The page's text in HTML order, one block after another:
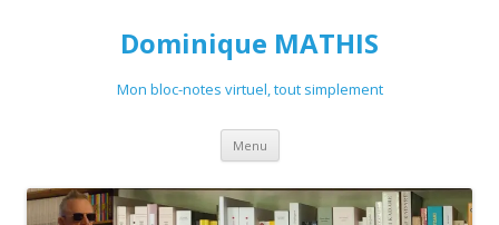
Dominique MATHIS
Mon bloc-notes virtuel, tout simplement
Menu Aller
contenu